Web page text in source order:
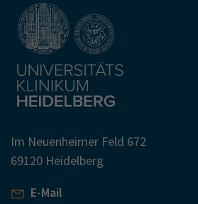
Im Neuenheimer Feld 672
69120 Heidelberg
E-Mail